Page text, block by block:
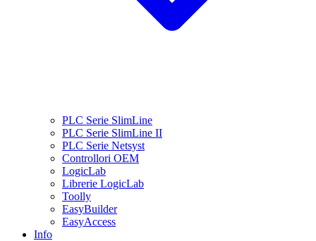
PLC Serie SlimLine
PLC Serie SlimLine II
PLC Serie Netsyst
Controllori OEM
LogicLab
Librerie LogicLab
Toolly
EasyBuilder
EasyAccess
Info